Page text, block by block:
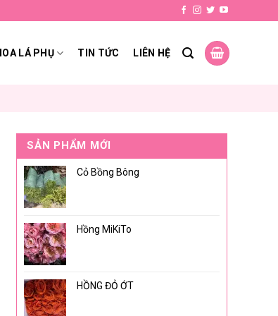
LÁ PHỤ TIN TỨC LIÊN HỆ
SẢN PHẨM MỚI
Cỏ Bồng Bông
Hồng MiKiTo
HỒNG ĐỎ ỚT